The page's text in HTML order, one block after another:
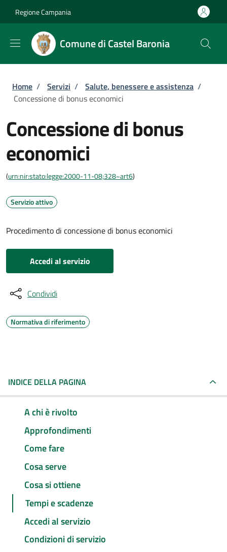
Regione Campania
Comune di Castel Baronia
Briciole di pane
Home / Servizi / Salute, benessere e assistenza /
Concessione di bonus economici
Concessione di bonus
economici
(urn:nir:stato:legge:2000-11-08;328~art6)
Servizio attivo
Procedimento di concessione di bonus economici
Accedi al servizio
Condividi
Normativa di riferimento
INDICE DELLA PAGINA
A chi è rivolto
Approfondimenti
Come fare
Cosa serve
Cosa si ottiene
Tempi e scadenze
Accedi al servizio
Condizioni di servizio